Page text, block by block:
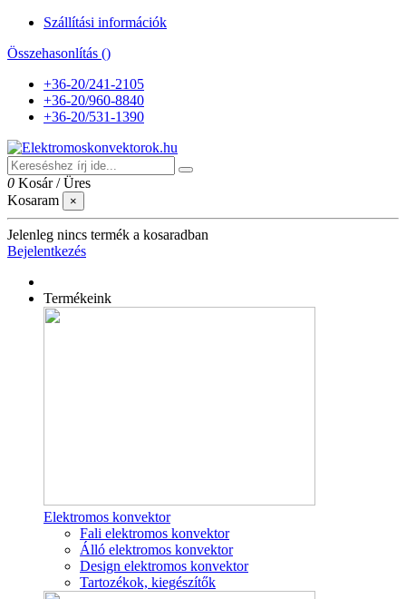
Szállítási információk
Összehasonlítás ()
+36-20/241-2105
+36-20/960-8840
+36-20/531-1390
0 Kosár /Üres
Kosaram
×
Jelenleg nincs termék a kosaradban
Bejelentkezés
Termékeink
Elektromos konvektor
Fali elektromos konvektor
Álló elektromos konvektor
Design elektromos konvektor
Tartozékok, kiegészítők